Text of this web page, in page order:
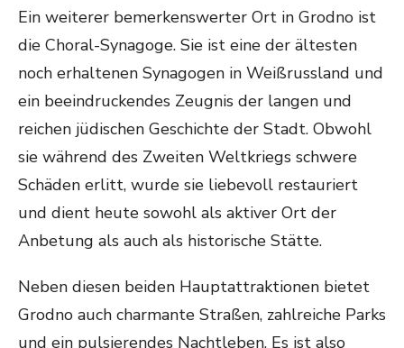
Ein weiterer bemerkenswerter Ort in Grodno ist
die Choral-Synagoge. Sie ist eine der ältesten
noch erhaltenen Synagogen in Weißrussland und
ein beeindruckendes Zeugnis der langen und
reichen jüdischen Geschichte der Stadt. Obwohl
sie während des Zweiten Weltkriegs schwere
Schäden erlitt, wurde sie liebevoll restauriert
und dient heute sowohl als aktiver Ort der
Anbetung als auch als historische Stätte.
Neben diesen beiden Hauptattraktionen bietet
Grodno auch charmante Straßen, zahlreiche Parks
und ein pulsierendes Nachtleben. Es ist also